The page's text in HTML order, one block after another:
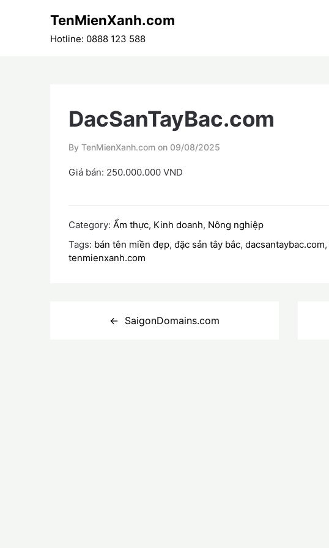
TenMienXanh.com
Hotline: 0888 123 588
DacSanTayBac.com
By TenMienXanh.com on 09/08/2025
Giá bán: 250.000.000 VND
Category: Ẩm thực, Kinh doanh, Nông nghiệp
Tags: bán tên miền đẹp, đặc sản tây bắc, dacsantaybac.com,
tenmienxanh.com
SaigonDomains.com